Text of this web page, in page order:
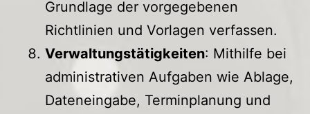
Grundlage der vorgegebenen
Richtlinien und Vorlagen verfassen.
Verwaltungstätigkeiten: Mithilfe bei
administrativen Aufgaben wie Ablage,
Dateneingabe, Terminplanung und